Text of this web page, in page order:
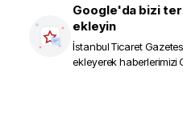
Google'da bizi
ekleyin
İstanbul Ticaret
ekleyerek haberlerimizi